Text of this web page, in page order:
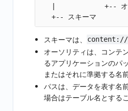
|            +-- オ
スキーマは、 content://
オーソリティは、コンテ
るアプリケーションのパ
またはそれに準拠する名
パスは、データを表す名
場合はテーブル名とする